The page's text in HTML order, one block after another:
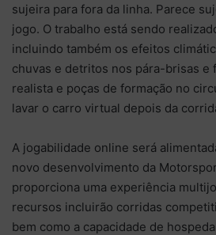
sujeira para fora da linha. Parece
jogo. O trabalho está sendo
incluindo também os efeitos
chuvas e detritos nos pára-brisas e
realista e poças de formação no
lavar o carro virtual depois da
A jogabilidade online será
novo desenvolvimento da
proporciona uma experiência
recursos incluirão corridas
bem como a capacidade de